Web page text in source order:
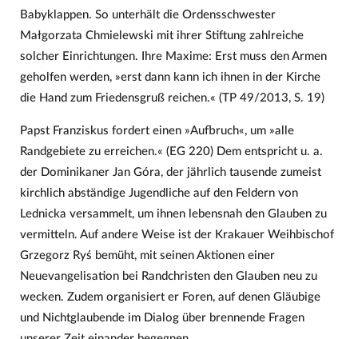
Babyklappen. So unterhält die Ordensschwester
Małgorzata Chmielewski mit ihrer Stiftung zahlreiche
solcher Einrichtungen. Ihre Maxime: Erst muss den Armen
geholfen werden, »erst dann kann ich ihnen in der Kirche
die Hand zum Friedensgruß reichen.« (TP 49/2013, S. 19)
Papst Franziskus fordert einen »Aufbruch«, um »alle
Randgebiete zu erreichen.« (EG 220) Dem entspricht u. a.
der Dominikaner Jan Góra, der jährlich tausende zumeist
kirchlich abständige Jugendliche auf den Feldern von
Lednicka versammelt, um ihnen lebensnah den Glauben zu
vermitteln. Auf andere Weise ist der Krakauer Weihbischof
Grzegorz Ryś bemüht, mit seinen Aktionen einer
Neuevangelisation bei Randchristen den Glauben neu zu
wecken. Zudem organisiert er Foren, auf denen Gläubige
und Nichtglaubende im Dialog über brennende Fragen